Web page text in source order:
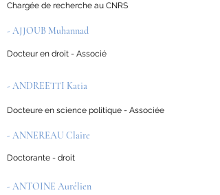
Chargée de recherche au CNRS
- AJJOUB Muhannad
Docteur en droit - Associé
- ANDREETTI Katia
Docteure en science politique - Associée
- ANNEREAU Claire
Doctorante - droit
- ANTOINE Aurélien